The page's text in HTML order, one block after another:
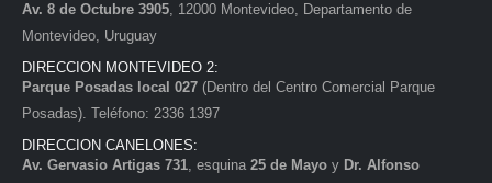
Av. 8 de Octubre 3905, 12000 Montevideo, Departamento de
Montevideo, Uruguay
DIRECCION MONTEVIDEO 2:
Parque Posadas local 027 (Dentro del Centro Comercial Parque
Posadas). Teléfono: 2336 1397
DIRECCION CANELONES:
Av. Gervasio Artigas 731, esquina 25 de Mayo y Dr. Alfonso